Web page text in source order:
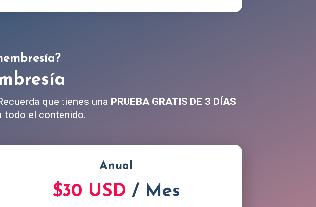
que tienes una PRUEBA GRATIS DE 3 DÍAS
todo el contenido.
Anual
$30 USD / Mes